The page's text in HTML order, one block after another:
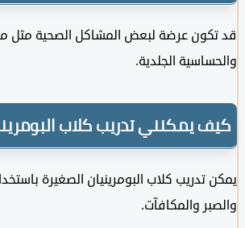
عرضة لبعض المشاكل الصحية مثل مشاكل
الجلدية.
يمكنني تدريب كلاب البومرينيان
كلاب البومرينيان الصغيرة باستخدام
والمكافآت.